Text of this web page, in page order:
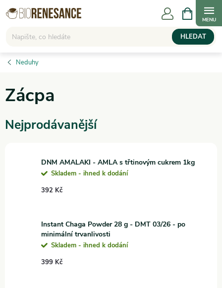
Přejít
na
HLEDAT
NÁKUPNÍ
KOŠÍK
Neduhy
Zácpa
Nejprodávanější
DNM AMALAKI - AMLA s třtinovým cukrem 1kg
Skladem - ihned k dodání
392 Kč
Instant Chaga Powder 28 g - DMT 03/26 - po
minimální trvanlivosti
Skladem - ihned k dodání
399 Kč